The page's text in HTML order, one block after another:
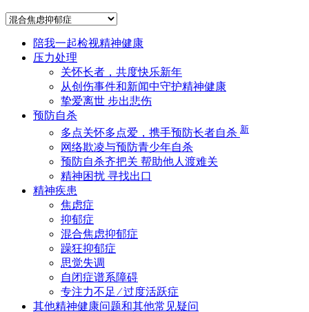
陪我一起检视精神健康
压力处理
关怀长者，共度快乐新年
从创伤事件和新闻中守护精神健康
挚爱离世 步出悲伤
预防自杀
多点关怀多点爱，携手预防长者自杀 新
网络欺凌与预防青少年自杀
预防自杀齐把关 帮助他人渡难关
精神困扰 寻找出口
精神疾患
焦虑症
抑郁症
混合焦虑抑郁症
躁狂抑郁症
思觉失调
自闭症谱系障碍
专注力不足 ∕ 过度活跃症
其他精神健康问题和其他常见疑问